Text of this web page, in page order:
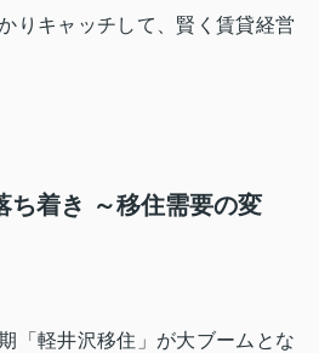
りキャッチして、賢く賃貸経営
ち着き ～移住需要の変
「軽井沢移住」が大ブームとな